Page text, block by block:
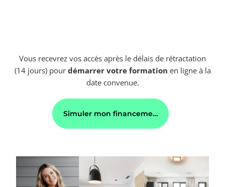
Vous recevrez vos accès après le délais de rétractation
(14 jours) pour démarrer votre formation en ligne à la
date convenue.
Simuler mon financement